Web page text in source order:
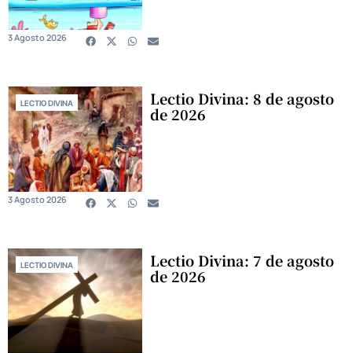
3 Agosto 2026
LECTIO DIVINA Lectio Divina: 8 de agosto
de 2026
3 Agosto 2026
LECTIO DIVINA Lectio Divina: 7 de agosto
de 2026